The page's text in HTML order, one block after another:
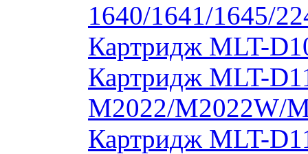
1640/1641/1645/
Картридж MLT-
Картридж MLT-
M2022/M2022W/
Картридж MLT-